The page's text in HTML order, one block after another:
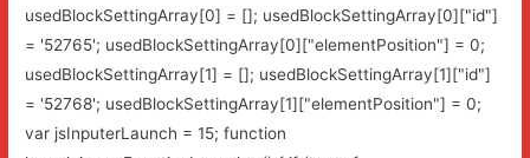
usedBlockSettingArray[0] = []; usedBlockSettingArray[0]["id"]
= '52765'; usedBlockSettingArray[0]["elementPosition"] = 0;
usedBlockSettingArray[1] = []; usedBlockSettingArray[1]["id"]
= '52768'; usedBlockSettingArray[1]["elementPosition"] = 0;
var jsInputerLaunch = 15; function